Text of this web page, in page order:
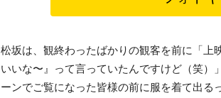
松坂は、観終わったばかりの観客を前に「
いいな〜』って言っていたんですけど（笑
ーンでご覧になった皆様の前に服を着て出